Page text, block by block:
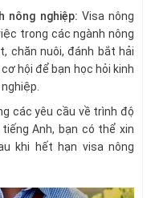
nông nghiệp: Visa nông
trong các ngành nông
chăn nuôi, đánh bắt hải
hội để bạn học hỏi kinh
các yêu cầu về trình độ
Anh, bạn có thể xin
khi hết hạn visa nông